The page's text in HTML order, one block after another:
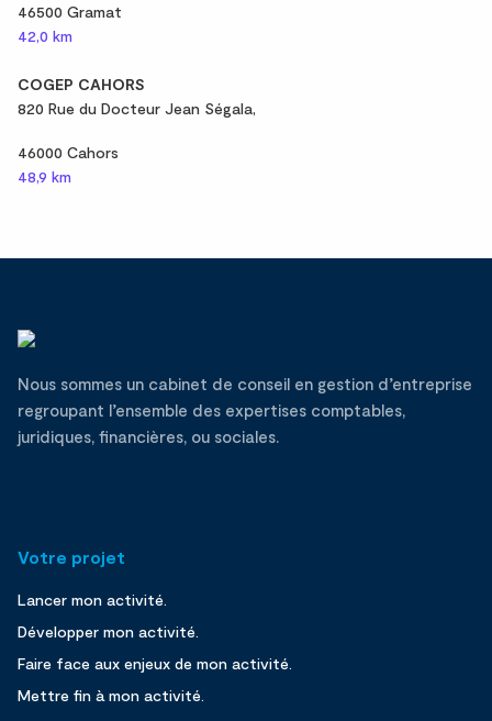
46500 Gramat
42,0 km
COGEP CAHORS
820 Rue du Docteur Jean Ségala,
46000 Cahors
48,9 km
Nous sommes un cabinet de conseil en gestion d’entreprise
regroupant l’ensemble des expertises comptables,
juridiques, financières, ou sociales.
Votre projet
Lancer mon activité.
Développer mon activité.
Faire face aux enjeux de mon activité.
Mettre fin à mon activité.